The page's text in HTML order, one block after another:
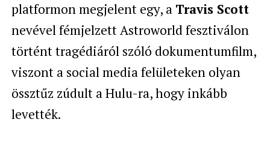
platformon megjelent egy, a Travis Scott
nevével fémjelzett Astroworld fesztiválon
történt tragédiáról szóló dokumentumfilm,
viszont a social media felületeken olyan
össztűz zúdult a Hulu-ra, hogy inkább
levették.